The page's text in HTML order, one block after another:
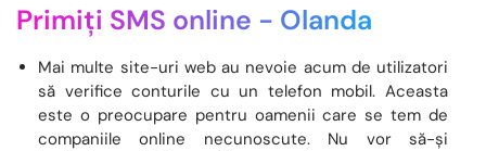
Primiți SMS online - Olanda
Mai multe site-uri web au nevoie acum de utilizatori
să verifice conturile cu un telefon mobil. Aceasta
este o preocupare pentru oamenii care se tem de
companiile online necunoscute. Nu vor să-și